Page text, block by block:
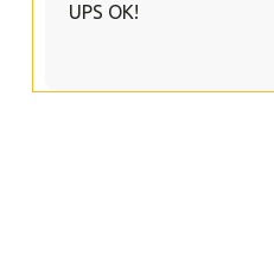
UPS OK!